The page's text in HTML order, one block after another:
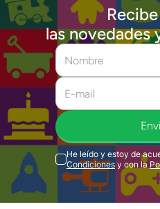
las novedades
He leído y estoy de
Condiciones y con la